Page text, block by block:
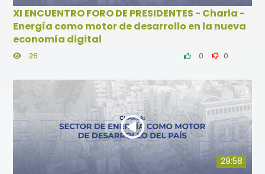
XI ENCUENTRO FORO DE PRESIDENTES - Charla -
Energía como motor de desarrollo en la nueva
economía digital
26 0 0
29:58